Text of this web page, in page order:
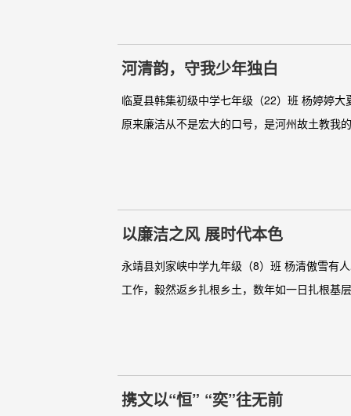
河清韵，守我少年独白
临夏县韩集初级中学七年级（22）班 杨婷婷
原来廉洁从不是宏大的口号，是河州故土教我
以廉洁之风 展时代本色
永靖县刘家峡中学九年级（8）班 杨清傲雪有
工作，毅然返乡扎根乡土，数年如一日扎根基
携文以“恒” “奕”往无前